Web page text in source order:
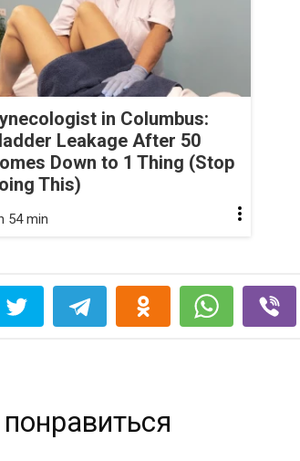
in Columbus:
Leakage After 50
Down to 1 Thing (Stop
This)
54 min